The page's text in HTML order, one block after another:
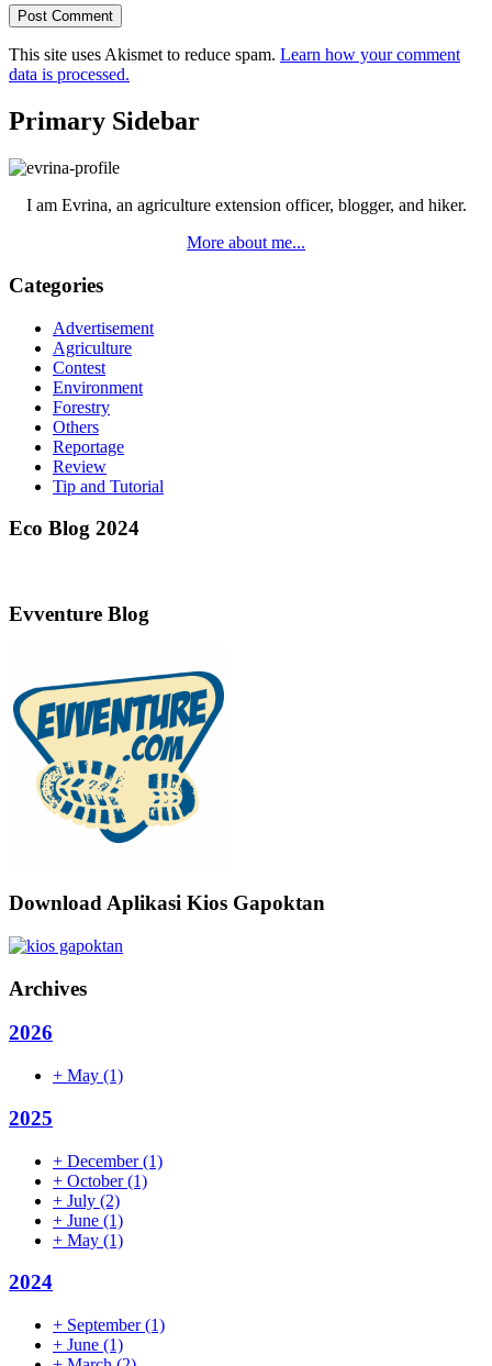
This site uses Akismet to reduce spam. Learn how your comment
data is processed.
Primary Sidebar
I am Evrina, an agriculture extension officer, blogger, and hiker.
More about me...
Categories
Advertisement
Agriculture
Contest
Environment
Forestry
Others
Reportage
Review
Tip and Tutorial
Eco Blog 2024
Evventure Blog
Download Aplikasi Kios Gapoktan
Archives
2026
+ May (1)
2025
+ December(1)
+ October(1)
+ July (2)
+ June (1)
+ May (1)
2024
+ September(1)
+ June (1)